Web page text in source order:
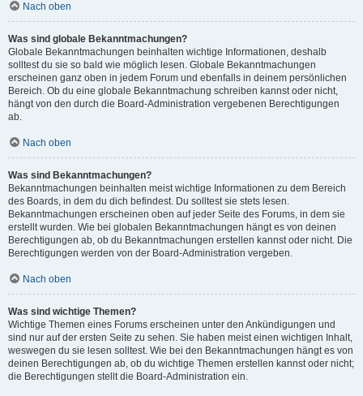
Nach oben
Was sind globale Bekanntmachungen?
Globale Bekanntmachungen beinhalten wichtige Informationen, deshalb
solltest du sie so bald wie möglich lesen. Globale Bekanntmachungen
erscheinen ganz oben in jedem Forum und ebenfalls in deinem persönlichen
Bereich. Ob du eine globale Bekanntmachung schreiben kannst oder nicht,
hängt von den durch die Board-Administration vergebenen Berechtigungen
ab.
Nach oben
Was sind Bekanntmachungen?
Bekanntmachungen beinhalten meist wichtige Informationen zu dem Bereich
des Boards, in dem du dich befindest. Du solltest sie stets lesen.
Bekanntmachungen erscheinen oben auf jeder Seite des Forums, in dem sie
erstellt wurden. Wie bei globalen Bekanntmachungen hängt es von deinen
Berechtigungen ab, ob du Bekanntmachungen erstellen kannst oder nicht. Die
Berechtigungen werden von der Board-Administration vergeben.
Nach oben
Was sind wichtige Themen?
Wichtige Themen eines Forums erscheinen unter den Ankündigungen und
sind nur auf der ersten Seite zu sehen. Sie haben meist einen wichtigen Inhalt,
weswegen du sie lesen solltest. Wie bei den Bekanntmachungen hängt es von
deinen Berechtigungen ab, ob du wichtige Themen erstellen kannst oder nicht;
die Berechtigungen stellt die Board-Administration ein.